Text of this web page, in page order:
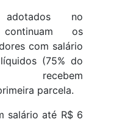
no
continuam os
com salário
(75% do
recebem
parcela.
salário até R$ 6